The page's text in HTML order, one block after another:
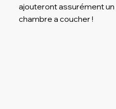
ajouteront assurément
chambre a coucher !